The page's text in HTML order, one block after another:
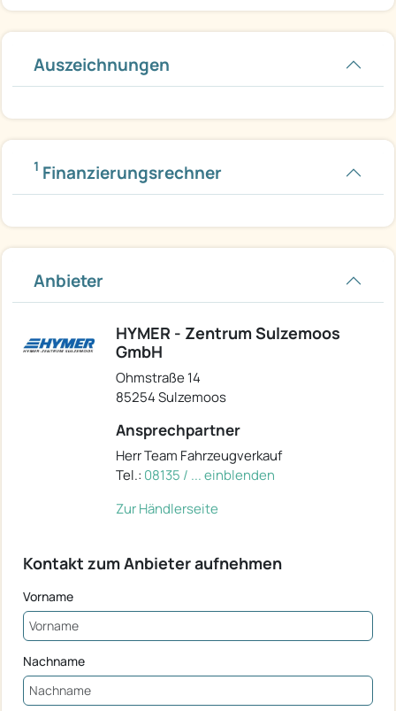
Auszeichnungen
1 Finanzierungsrechner
Anbieter
HYMER - Zentrum Sulzemoos
GmbH
Ohmstraße 14
85254 Sulzemoos
Ansprechpartner
Herr Team Fahrzeugverkauf
Tel.: 08135 / ... einblenden
Zur Händlerseite
Kontakt zum Anbieter aufnehmen
Vorname
Nachname